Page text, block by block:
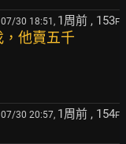
07/30 18:51, 1周前 , 153F
他賣五千
07/30 20:57, 1周前 , 154F